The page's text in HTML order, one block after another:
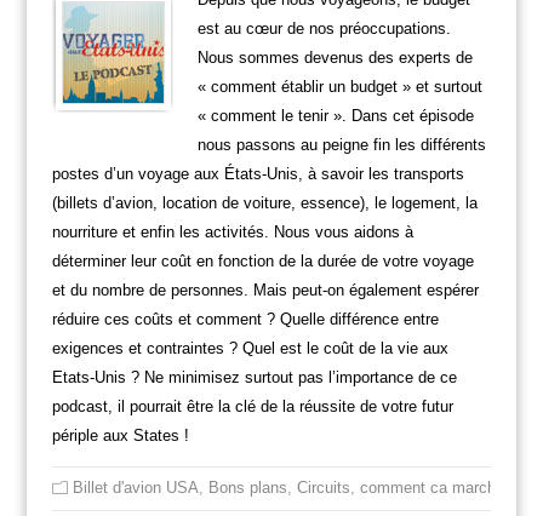
est au cœur de nos préoccupations.
Nous sommes devenus des experts de
« comment établir un budget » et surtout
« comment le tenir ». Dans cet épisode
nous passons au peigne fin les différents
postes d’un voyage aux États-Unis, à savoir les transports
(billets d’avion, location de voiture, essence), le logement, la
nourriture et enfin les activités. Nous vous aidons à
déterminer leur coût en fonction de la durée de votre voyage
et du nombre de personnes. Mais peut-on également espérer
réduire ces coûts et comment ? Quelle différence entre
exigences et contraintes ? Quel est le coût de la vie aux
Etats-Unis ? Ne minimisez surtout pas l’importance de ce
podcast, il pourrait être la clé de la réussite de votre futur
périple aux States !
Billet d'avion USA Bons plans Circuits comment ca marche